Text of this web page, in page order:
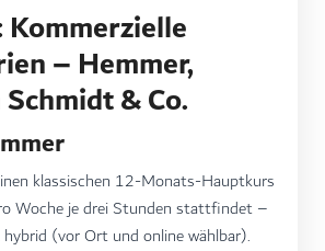
– Hemmer,
& Co.
klassischen 12-Monats-Hauptkurs
Woche je drei Stunden stattfindet –
(vor Ort und online wählbar).